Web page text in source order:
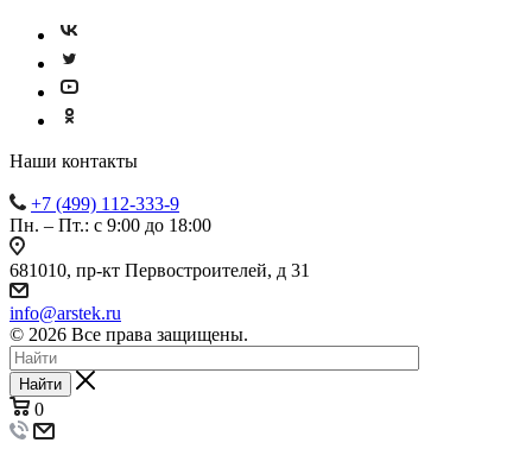
Наши контакты
+7 (499) 112-333-9
Пн. – Пт.: с 9:00 до 18:00
681010, пр-кт Первостроителей, д 31
info@arstek.ru
© 2026 Все права защищены.
Найти
0